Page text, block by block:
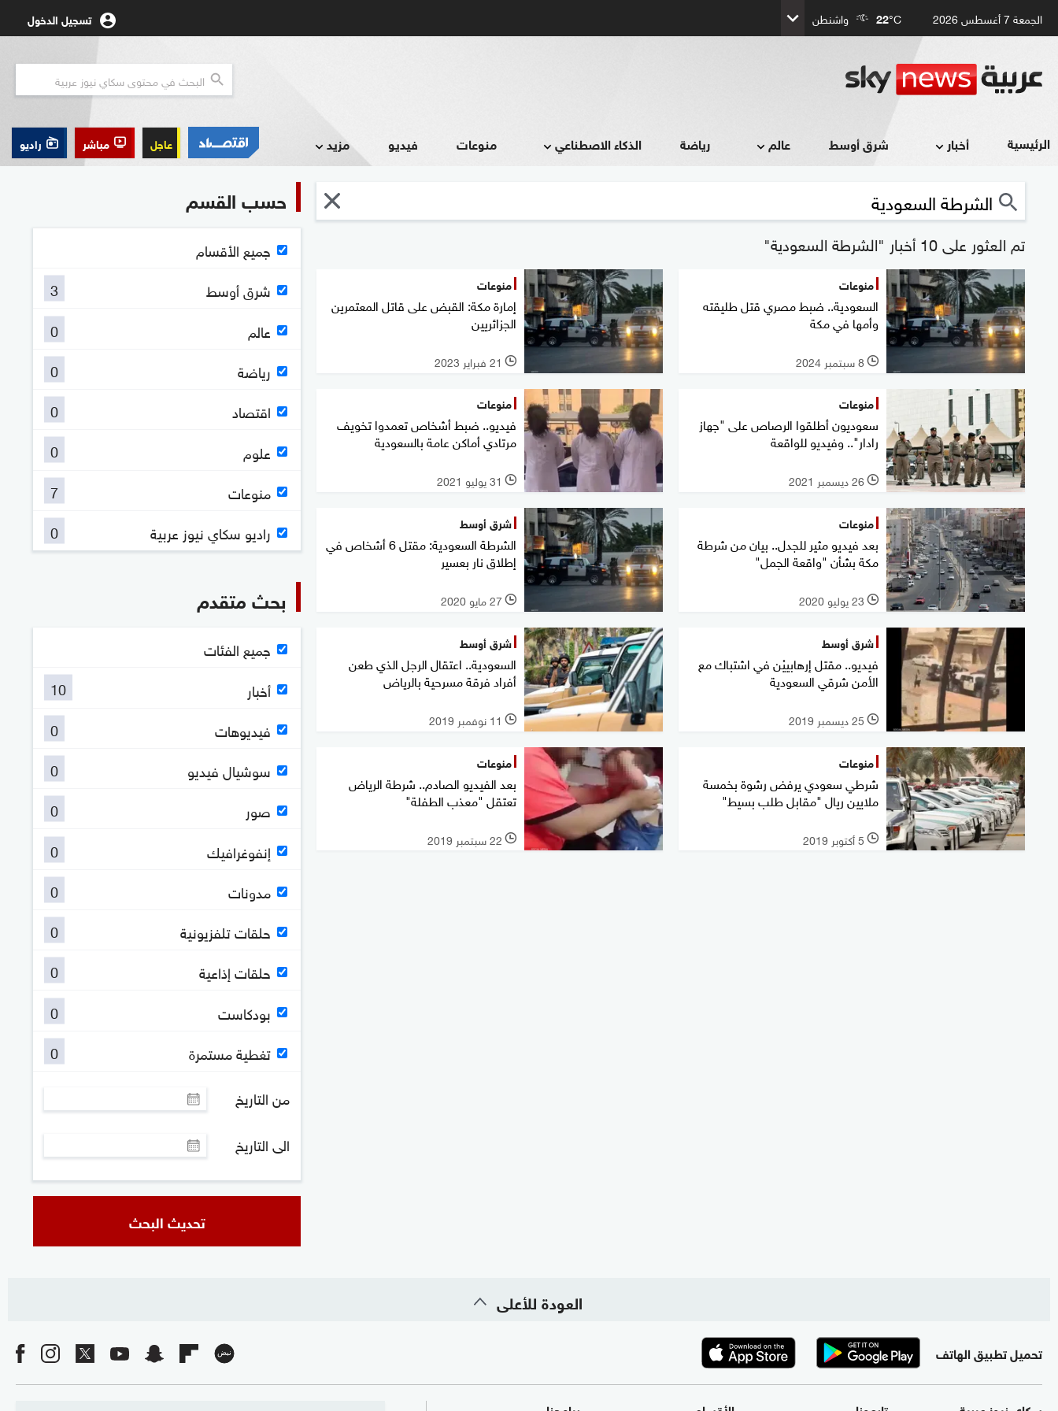
الجمعة 7 أغسطس 2026 22°C واشنطن تسجيل الدخول
الرئيسية أخبار شرق أوسط عالم رياضة الذكاء الاصطناعي منوعات فيديو مزيد عاجل مباشر راديو
تم العثور على 10 أخبار "الشرطة السعودية"
منوعات
السعودية.. ضبط مصري قتل طليقته
وأمها في مكة
l 8 سبتمبر 2024
منوعات
إمارة مكة: القبض على قاتل المعتمرين
الجزائريين
l 21 فبراير 2023
منوعات
سعوديون أطلقوا الرصاص على "جهاز
رادار".. وفيديو للواقعة
l 26 ديسمبر 2021
منوعات
فيديو.. ضبط أشخاص تعمدوا تخويف
مرتادي أماكن عامة بالسعودية
l 31 يوليو 2021
منوعات
بعد فيديو مثير للجدل.. بيان من شرطة
مكة بشأن "واقعة الجمل"
l 23 يوليو 2020
شرق أوسط
الشرطة السعودية: مقتل 6 أشخاص في
إطلاق نار بعسير
l 27 مايو 2020
شرق أوسط
فيديو.. مقتل إرهابييْن في اشتباك مع
الأمن شرقي السعودية
l 25 ديسمبر 2019
شرق أوسط
السعودية.. اعتقال الرجل الذي طعن
أفراد فرقة مسرحية بالرياض
l 11 نوفمبر 2019
منوعات
شرطي سعودي يرفض رشوة بخمسة
ملايين ريال "مقابل طلب بسيط"
l 5 أكتوبر 2019
منوعات
بعد الفيديو الصادم.. شرطة الرياض
تعتقل "معذب الطفلة"
l 22 سبتمبر 2019
حسب القسم
جميع الأقسام
شرق أوسط
3
عالم
0
رياضة
0
اقتصاد
0
علوم
0
منوعات
7
راديو سكاي نيوز عربية
0
بحث متقدم
جميع الفئات
أخبار
10
فيديوهات
0
سوشيال فيديو
0
صور
0
إنفوغرافيك
0
مدونات
0
حلقات تلفزيونية
0
حلقات إذاعية
0
بودكاست
0
تغطية مستمرة
0
من التاريخ
الى التاريخ
تحديث البحث
العودة للأعلى
تحميل تطبيق الهاتف